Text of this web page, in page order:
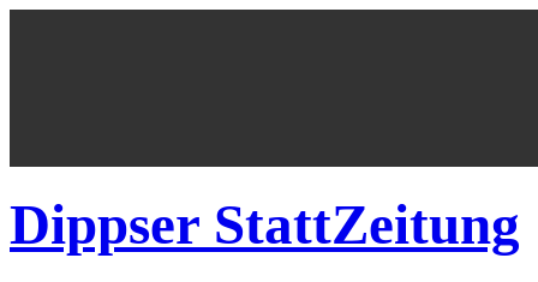
Dippser StattZeitung